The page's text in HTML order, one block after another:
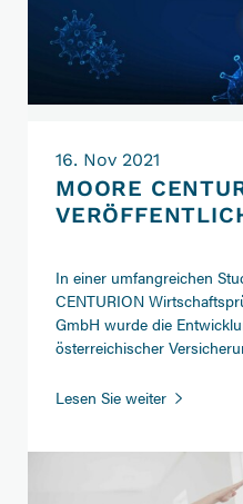
16. Nov 2021
MOORE
In einer umfangreichen
CENTURION
GmbH wurde die
österreichischer
Lesen Sie weiter